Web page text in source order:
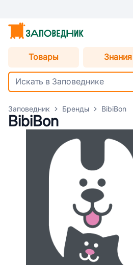
Товары Знания
Заповедник Бренды BibiBon
BibiBon